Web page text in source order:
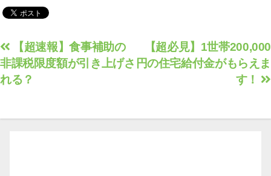
投
稿
ナ
ゲ
【超必見】1世帯200,000
円の住宅給付金がもらえま
す！
【超速報】食事補助の
非課税限度額が引き上げさ
れる？